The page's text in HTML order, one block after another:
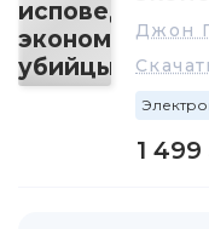
учебных центрах на
несколько ведущих
членом их советов
Одна из
(впоследствии ─
Джон
1